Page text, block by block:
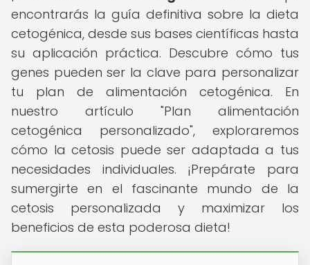
encontrarás la guía definitiva sobre la dieta
cetogénica, desde sus bases científicas hasta
su aplicación práctica. Descubre cómo tus
genes pueden ser la clave para personalizar
tu plan de alimentación cetogénica. En
nuestro artículo "Plan alimentación
cetogénica personalizado", exploraremos
cómo la cetosis puede ser adaptada a tus
necesidades individuales. ¡Prepárate para
sumergirte en el fascinante mundo de la
cetosis personalizada y maximizar los
beneficios de esta poderosa dieta!